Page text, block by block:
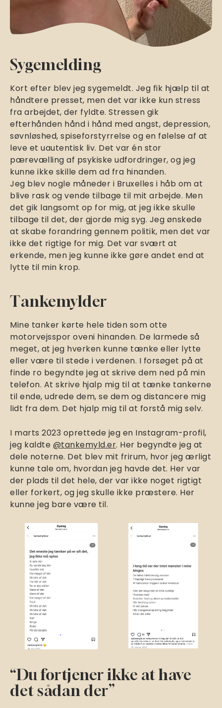
Sygemelding
Kort efter blev jeg sygemeldt. Jeg fik hjælp til at
håndtere presset, men det var ikke kun stress
fra arbejdet, der fyldte. Stressen gik
efterhånden hånd i hånd med angst, depression,
søvnløshed, spiseforstyrrelse og en følelse af at
leve et uautentisk liv. Det var én stor
pærevælling af psykiske udfordringer, og jeg
kunne ikke skille dem ad fra hinanden.
Jeg blev nogle måneder i Bruxelles i håb om at
blive rask og vende tilbage til mit arbejde. Men
det gik langsomt op for mig, at jeg ikke skulle
tilbage til det, der gjorde mig syg. Jeg ønskede
at skabe forandring gennem politik, men det var
ikke det rigtige for mig. Det var svært at
erkende, men jeg kunne ikke gøre andet end at
lytte til min krop.
Tankemylder
Mine tanker kørte hele tiden som otte
motorvejsspor oveni hinanden. De larmede så
meget, at jeg hverken kunne tænke eller lytte
eller være til stede i verdenen. I forsøget på at
finde ro begyndte jeg at skrive dem ned på min
telefon. At skrive hjalp mig til at tænke tankerne
til ende, udrede dem, se dem og distancere mig
lidt fra dem. Det hjalp mig til at forstå mig selv.
I marts 2023 oprettede jeg en Instagram-profil,
jeg kaldte @tankemyld.er. Her begyndte jeg at
dele noterne. Det blev mit frirum, hvor jeg ærligt
kunne tale om, hvordan jeg havde det. Her var
der plads til det hele, der var ikke noget rigtigt
eller forkert, og jeg skulle ikke præstere. Her
kunne jeg bare være til.
“Du fortjener ikke at have
det sådan der”